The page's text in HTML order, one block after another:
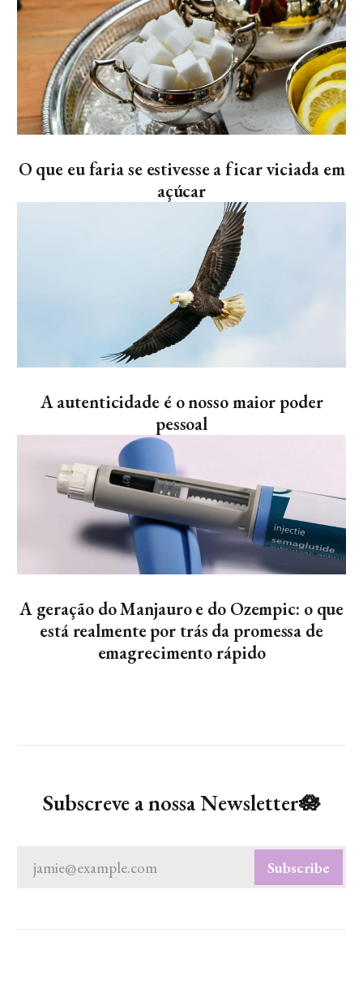
O que eu faria se estivesse a ficar viciada em
açúcar
A autenticidade é o nosso maior poder
pessoal
A geração do Manjauro e do Ozempic: o que
está realmente por trás da promessa de
emagrecimento rápido
Subscreve a nossa Newsletter🪷
jamie@example.com Subscribe